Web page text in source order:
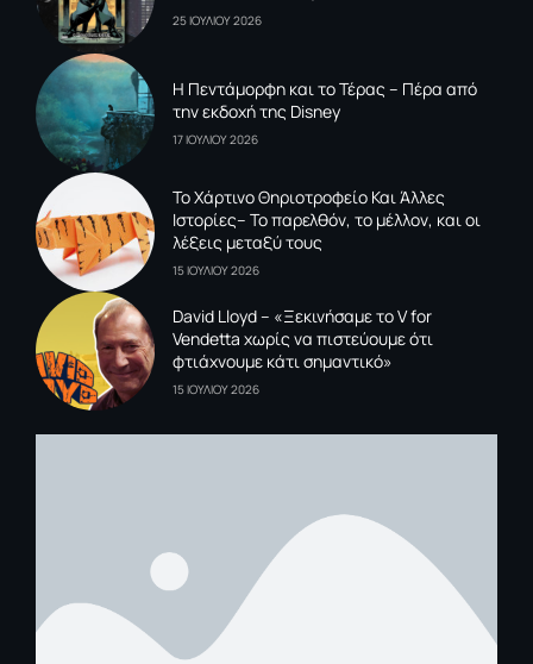
25 ΙΟΥΛΙΟΥ 2026
Η Πεντάμορφη και το Τέρας – Πέρα από
την εκδοχή της Disney
17 ΙΟΥΛΙΟΥ 2026
To Xάρτινο Θηριοτροφείο Και Άλλες
Ιστορίες– Το παρελθόν, το μέλλον, και οι
λέξεις μεταξύ τους
15 ΙΟΥΛΙΟΥ 2026
David Lloyd – «Ξεκινήσαμε το V for
Vendetta χωρίς να πιστεύουμε ότι
φτιάχνουμε κάτι σημαντικό»
15 ΙΟΥΛΙΟΥ 2026